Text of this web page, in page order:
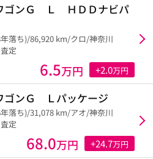
ゴンＧ Ｌ ＨＤＤナビパ
落ち)/86,920 km/クロ/神奈川
定
6.5万円 +2.0万円
ゴンＧ Ｌパッケージ
落ち)/31,078 km/アオ/神奈川
定
68.0万円 +24.7万円